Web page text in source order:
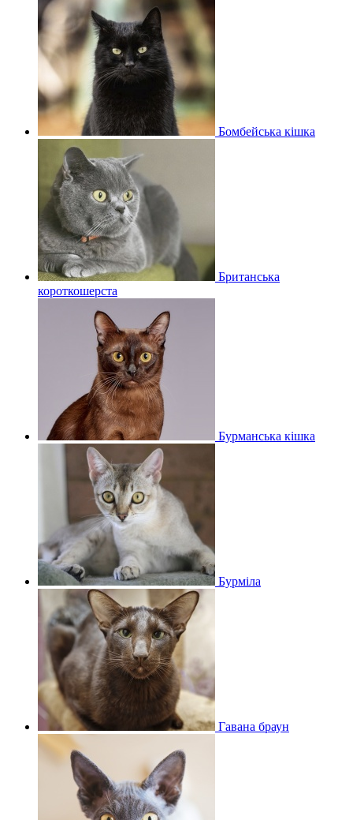
Бомбейська кішка
Британська
короткошерста
Бурманська кішка
Бурміла
Гавана браун